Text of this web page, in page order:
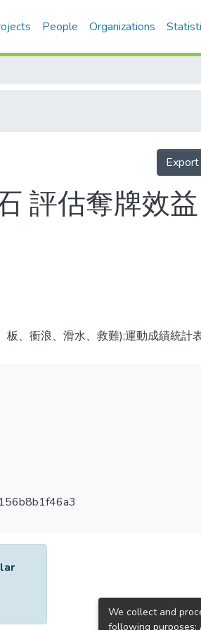
People Organizations
Export
評估奪牌效
、衝浪、滑水、救難);運動成績統計
We collect and
following purposes: